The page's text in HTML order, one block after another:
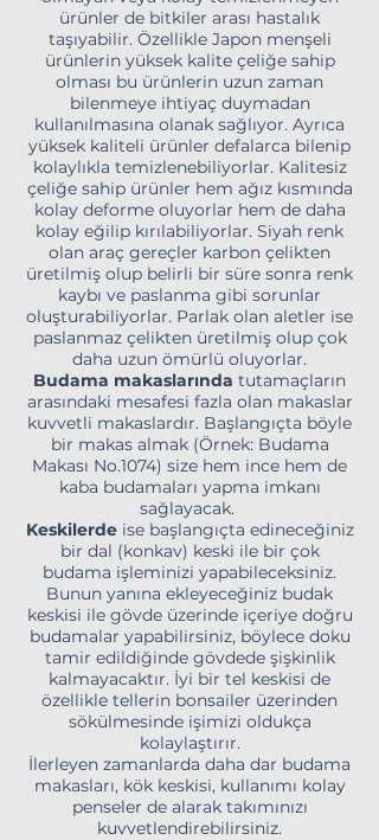
ürünler de bitkiler arası hastalık
taşıyabilir. Özellikle Japon menşeli
ürünlerin yüksek kalite çeliğe sahip
olması bu ürünlerin uzun zaman
bilenmeye ihtiyaç duymadan
kullanılmasına olanak sağlıyor. Ayrıca
yüksek kaliteli ürünler defalarca bilenip
kolaylıkla temizlenebiliyorlar. Kalitesiz
çeliğe sahip ürünler hem ağız kısmında
kolay deforme oluyorlar hem de daha
kolay eğilip kırılabiliyorlar. Siyah renk
olan araç gereçler karbon çelikten
üretilmiş olup belirli bir süre sonra renk
kaybı ve paslanma gibi sorunlar
oluşturabiliyorlar. Parlak olan aletler ise
paslanmaz çelikten üretilmiş olup çok
daha uzun ömürlü oluyorlar.
Budama makaslarında tutamaçların
arasındaki mesafesi fazla olan makaslar
kuvvetli makaslardır. Başlangıçta böyle
bir makas almak (Örnek: Budama
Makası No.1074) size hem ince hem de
kaba budamaları yapma imkanı
sağlayacak.
Keskilerde ise başlangıçta edineceğiniz
bir dal (konkav) keski ile bir çok
budama işleminizi yapabileceksiniz.
Bunun yanına ekleyeceğiniz budak
keskisi ile gövde üzerinde içeriye doğru
budamalar yapabilirsiniz, böylece doku
tamir edildiğinde gövdede şişkinlik
kalmayacaktır. İyi bir tel keskisi de
özellikle tellerin bonsailer üzerinden
sökülmesinde işimizi oldukça
kolaylaştırır.
İlerleyen zamanlarda daha dar budama
makasları, kök keskisi, kullanımı kolay
penseler de alarak takımınızı
kuvvetlendirebilirsiniz.